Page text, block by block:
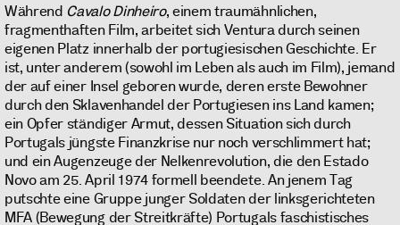
Während Cavalo Dinheiro, einem traumähnlichen,
fragmenthaften Film, arbeitet sich Ventura durch seinen
eigenen Platz innerhalb der portugiesischen Geschichte. Er
ist, unter anderem (sowohl im Leben als auch im Film), jemand
der auf einer Insel geboren wurde, deren erste Bewohner
durch den Sklavenhandel der Portugiesen ins Land kamen;
ein Opfer ständiger Armut, dessen Situation sich durch
Portugals jüngste Finanzkrise nur noch verschlimmert hat;
und ein Augenzeuge der Nelkenrevolution, die den Estado
Novo am 25. April 1974 formell beendete. An jenem Tag
putschte eine Gruppe junger Soldaten der linksgerichteten
MFA (Bewegung der Streitkräfte) Portugals faschistisches